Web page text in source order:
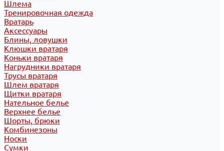
Шлема
Тренировочная одежда
Вратарь
Аксессуары
Блины, ловушки
Клюшки вратаря
Коньки вратаря
Нагрудники вратаря
Трусы вратаря
Шлем вратаря
Щитки вратаря
Нательное белье
Верхнее белье
Шорты, брюки
Комбинезоны
Носки
Сумки